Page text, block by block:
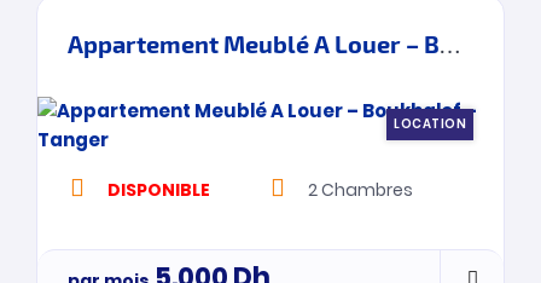
Appartement Meublé A Louer – Boukhalef – Tanger
LOCATION
DISPONIBLE 2Chambres